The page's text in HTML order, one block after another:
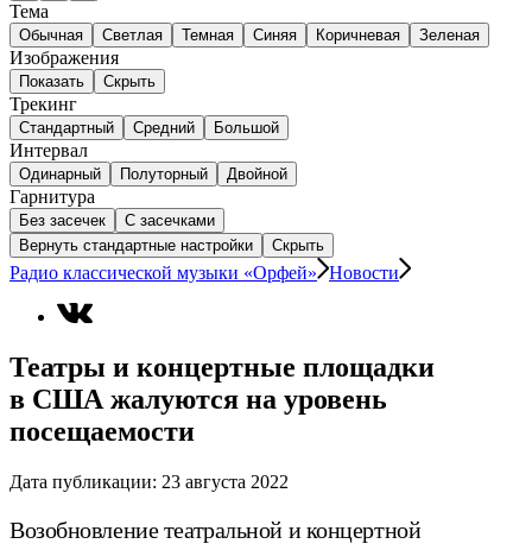
Тема
Обычная Светлая Темная Синяя Коричневая Зеленая
Изображения
Показать Скрыть
Трекинг
Стандартный Средний Большой
Интервал
Одинарный Полуторный Двойной
Гарнитура
Без засечек
С засечками
Вернуть стандартные настройки
Скрыть
Радио классической музыки «Орфей» Новости
Театры и концертные площадки
в США жалуются на уровень
посещаемости
Дата публикации: 23 августа 2022
Возобновление театральной и концертной